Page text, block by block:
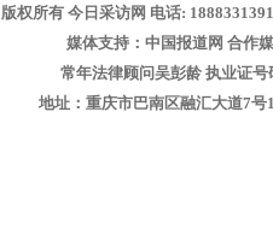
版权所有 今日采访网 电话:
媒体支持：中国报道网 合作
常年法律顾问吴彭龄 执业证
地址：重庆市巴南区融汇大道7号